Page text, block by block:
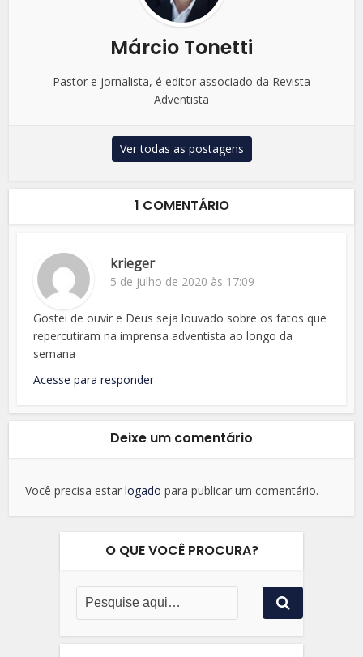
Márcio Tonetti
Pastor e jornalista, é editor associado da Revista
Adventista
Ver todas as postagens
1 COMENTÁRIO
krieger
5 de julho de 2020 às 17:09
Gostei de ouvir e Deus seja louvado sobre os fatos que
repercutiram na imprensa adventista ao longo da
semana
Acesse para responder
Deixe um comentário
Você precisa estarlogado para publicar um comentário.
O QUE VOCÊ PROCURA?